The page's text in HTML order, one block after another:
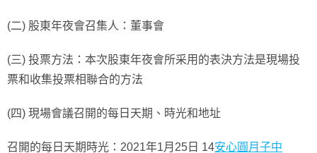
(二) 股東年夜會召集人：董事會
(三) 投票方法：本次股東年夜會所采用的表決方法是現場投
票和收集投票相聯合的方法
(四) 現場會議召開的每日天期、時光和地址
召開的每日天期時光：2021年1月25日 14安心圓月子中